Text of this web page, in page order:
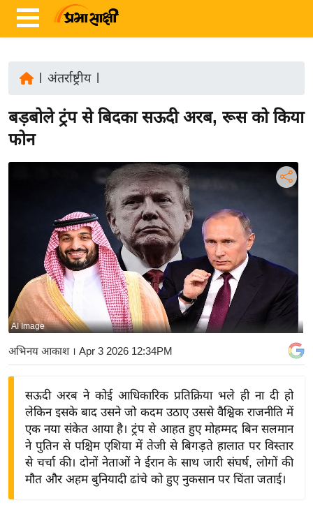
ज़ा
ख
र्रा
ष्ट्री
य
बि
ज़
द्यो
अंतर्राष्ट्रीय|
बड़बोले ट्रंप से बिदका सऊदी अरब, रूस को किया
फोन
AI Image
अभिनय आकाश। Apr 3 2026 12:34PM
सऊदी अरब ने कोई आधिकारिक प्रतिक्रिया भले ही ना दी हो
लेकिन इसके बाद उसने जो कदम उठाए उससे वैश्विक राजनीति में
एक नया संकेत आया है। ट्रंप से आहत हुए मोहम्मद बिन सलमान
ने पुतिन से पश्चिम एशिया में तेजी से बिगड़ते हालात पर विस्तार
से चर्चा की। दोनों नेताओं ने ईरान के साथ जारी संघर्ष, लोगों की
मौत और अहम बुनियादी ढांचे को हुए नुकसान पर चिंता जताई।